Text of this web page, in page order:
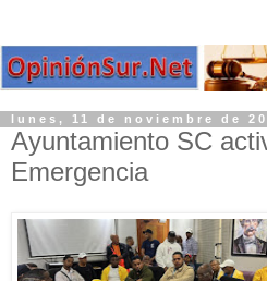
lunes, 11 de noviembre de
Ayuntamiento SC
Emergencia